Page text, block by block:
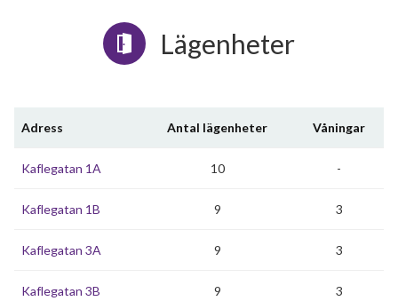
Lägenheter
Adress Antal lägenheter Våningar
Kaflegatan 1A 10 -
Kaflegatan 1B 9 3
Kaflegatan 3A 9 3
Kaflegatan 3B 9 3